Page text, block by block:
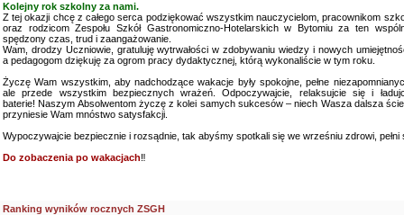
Kolejny rok szkolny za nami.
Z tej okazji chcę z całego serca podziękować wszystkim nauczycielom, pracownikom
oraz rodzicom Zespołu Szkół Gastronomiczno-Hotelarskich w Bytomiu za ten
spędzony czas, trud i zaangażowanie.
Wam, drodzy Uczniowie, gratuluję wytrwałości w zdobywaniu wiedzy i nowych
a pedagogom dziękuję za ogrom pracy dydaktycznej, którą wykonaliście w tym roku.
Życzę Wam wszystkim, aby nadchodzące wakacje były spokojne, pełne
ale przede wszystkim bezpiecznych wrażeń. Odpoczywajcie, relaksujcie się i
baterie! Naszym Absolwentom życzę z kolei samych sukcesów – niech Wasza dalsza
przyniesie Wam mnóstwo satysfakcji.
Wypoczywajcie bezpiecznie i rozsądnie, tak abyśmy spotkali się we wrześniu zdrowi, pełni
Do zobaczenia po wakacjach‼️
Ranking wyników rocznych ZSGH